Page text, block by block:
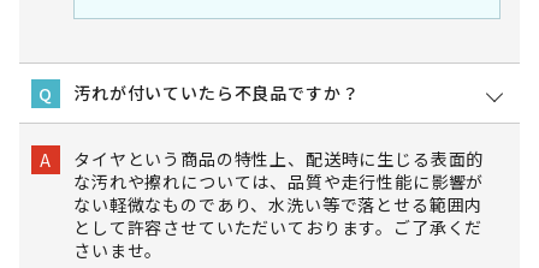
Q 汚れが付いていたら不良品ですか？
A
タイヤという商品の特性上、配送時に生じる表面的
な汚れや擦れについては、品質や走行性能に影響が
ない軽微なものであり、水洗い等で落とせる範囲内
として許容させていただいております。ご了承くだ
さいませ。